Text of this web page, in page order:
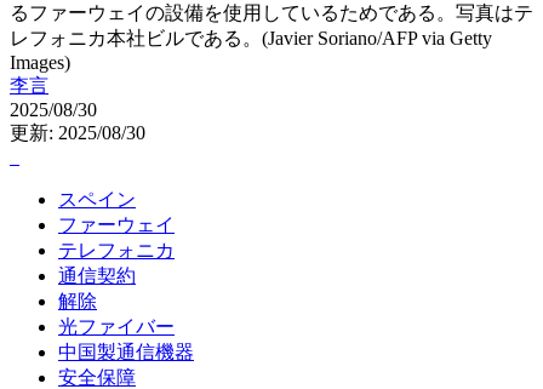
るファーウェイの設備を使用しているためである。写真はテ
レフォニカ本社ビルである。(Javier Soriano/AFP via Getty
Images)
李言
2025/08/30
更新: 2025/08/30
スペイン
ファーウェイ
テレフォニカ
通信契約
解除
光ファイバー
中国製通信機器
安全保障